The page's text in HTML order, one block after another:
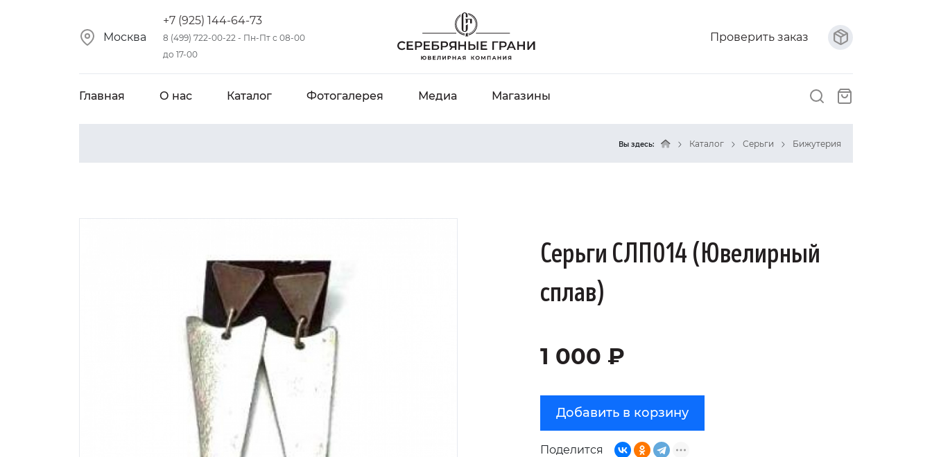
Москва
+7 (925) 144-64-73
8 (499) 722-00-22 - Пн-Пт с 08-00
до 17-00
Проверить заказ
Главная О нас Каталог Фотогалерея Медиа Магазины
Вы здесь: Каталог Серьги Бижутерия
Серьги СЛП014 (Ювелирный
сплав)
1 000 ₽
Добавить в корзину
Поделится